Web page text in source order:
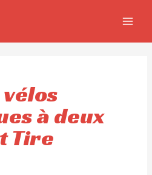
à deux
Tire